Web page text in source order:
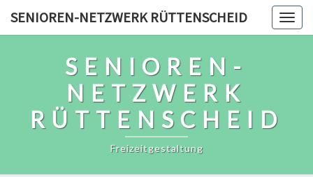
SENIOREN-NETZWERK RÜTTENSCHEID
SENIOREN-
NETZWERK
RÜTTENSCHEID
Freizeitgestaltung